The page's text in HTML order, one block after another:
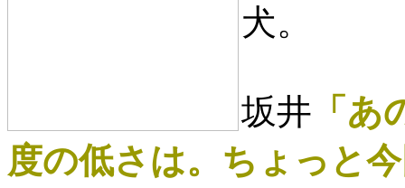
犬。
坂井 「
度の低さは。ちょっと